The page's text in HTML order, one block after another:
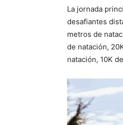
La jornada
desafiantes
metros de
de natación,
natación, 10K